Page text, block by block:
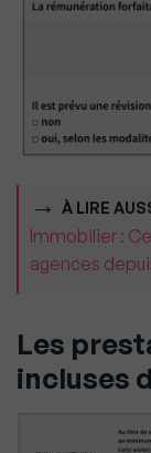
À LIRE
Immobilier :
agences
Les
incluses